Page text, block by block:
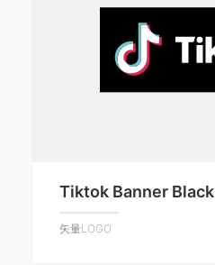
Tiktok Banner Black
矢量LOGO